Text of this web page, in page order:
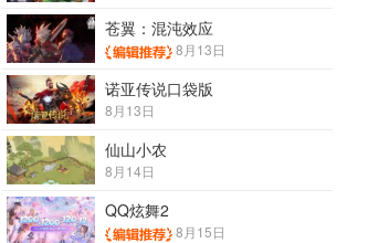
苍翼：混沌效应
8月13日
诺亚传说口袋版
8月13日
仙山小农
8月14日
QQ炫舞2
8月15日